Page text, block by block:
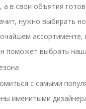
а в свои объятия
нужно выбирать
поможет выбрать
с самыми
именитыми